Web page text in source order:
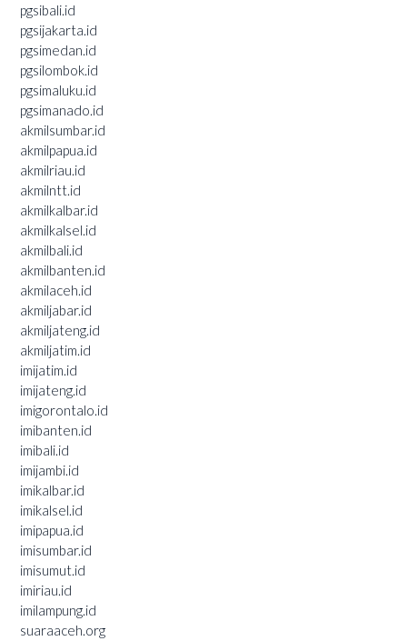
pgsibali.id
pgsijakarta.id
pgsimedan.id
pgsilombok.id
pgsimaluku.id
pgsimanado.id
akmilsumbar.id
akmilpapua.id
akmilriau.id
akmilntt.id
akmilkalbar.id
akmilkalsel.id
akmilbali.id
akmilbanten.id
akmilaceh.id
akmiljabar.id
akmiljateng.id
akmiljatim.id
imijatim.id
imijateng.id
imigorontalo.id
imibanten.id
imibali.id
imijambi.id
imikalbar.id
imikalsel.id
imipapua.id
imisumbar.id
imisumut.id
imiriau.id
imilampung.id
suaraaceh.org